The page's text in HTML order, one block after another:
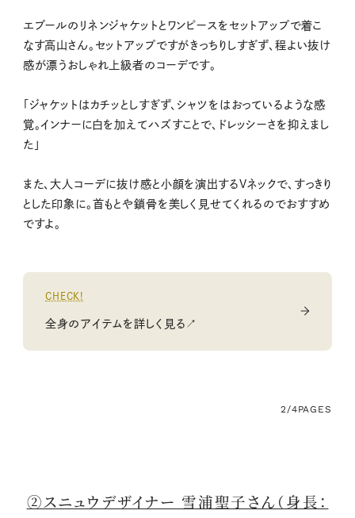
エブールのリネンジャケットとワンピースをセットアップで着こ
なす高山さん。セットアップですがきっちりしすぎず、程よい抜け
感が漂うおしゃれ上級者のコーデです。
「ジャケットはカチッとしすぎず、シャツをはおっているような感
覚。インナーに白を加えてハズすことで、ドレッシーさを抑えまし
た」
また、大人コーデに抜け感と小顔を演出するVネックで、すっきり
とした印象に。首もとや鎖骨を美しく見せてくれるのでおすすめ
ですよ。
CHECK!
全身のアイテムを詳しく見る↗
2/4PAGES
②スニュウデザイナー 雪浦聖子さん（身長：